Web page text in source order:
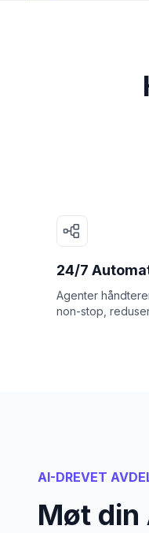
24/7
Agenter
non-stop,
AI-DREVET
Møt din